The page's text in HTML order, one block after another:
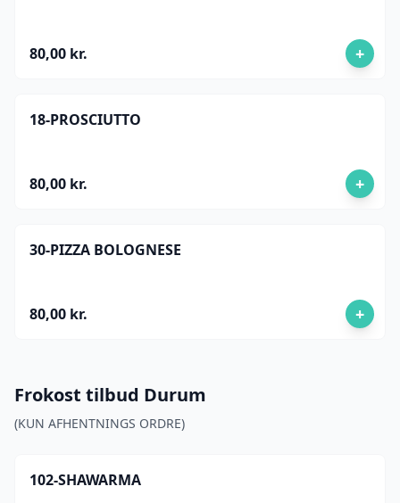
80,00 kr. +
18-PROSCIUTTO
80,00 kr. +
30-PIZZA BOLOGNESE
80,00 kr. +
Frokost tilbud Durum
(KUN AFHENTNINGS ORDRE)
102-SHAWARMA